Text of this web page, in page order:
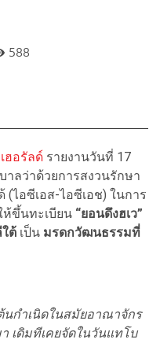
588
ฮอรัลด์ รายงานวันที่ 17
าลว่าด้วยการสงวนรักษา
ไอซีเอส-ไอซีเอช) ในการ
ขึ้นทะเบียน “ยอนดึงฮเว”
ใต้ เป็น มรดกวัฒนธรรมที่
นกำเนิดในสมัยอาณาจักร
เดิมทีเคยจัดในวันแทโบ